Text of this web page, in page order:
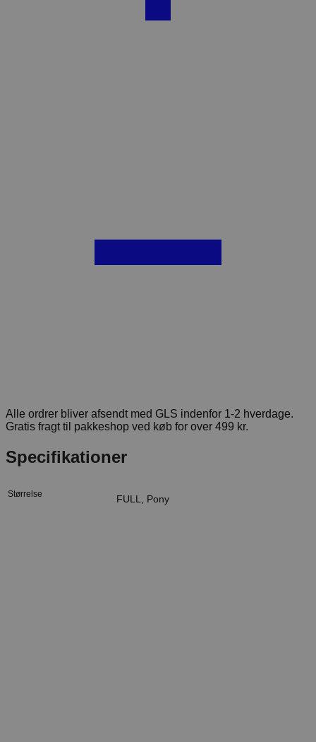
Alle ordrer bliver afsendt med GLS indenfor 1-2 hverdage.
Gratis fragt til pakkeshop ved køb for over 499 kr.
Specifikationer
Størrelse FULL, Pony